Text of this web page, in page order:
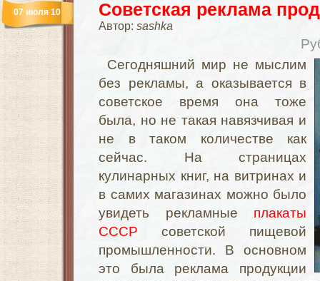
Советская реклама
Автор: sashka
07 июля 10
Сегодняшний мир не мыслим
без рекламы, а оказывается в
советское время она тоже
была, но не такая навязчивая и
не в таком количестве как
сейчас. На страницах
кулинарных книг, на витринах и
в самих магазинах можно было
увидеть рекламные плакаты
СССР советской пищевой
промышленности. В основном
это была реклама продукции